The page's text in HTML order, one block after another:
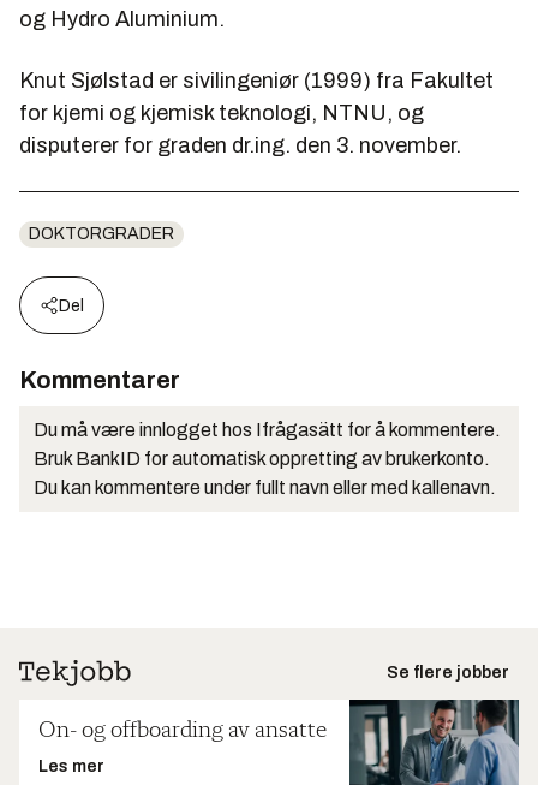
og Hydro Aluminium.
Knut Sjølstad er sivilingeniør (1999) fra Fakultet
for kjemi og kjemisk teknologi, NTNU, og
disputerer for graden dr.ing. den 3. november.
DOKTORGRADER
Del
Kommentarer
Du må være innlogget hos Ifrågasätt for å kommentere.
Bruk BankID for automatisk oppretting av brukerkonto.
Du kan kommentere under fullt navn eller med kallenavn.
Se flere jobber
On- og offboarding av ansatte
Les mer